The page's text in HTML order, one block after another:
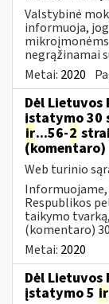
Valstybinė
informuoja,
negrąžinamai
Metai: 2020
Dėl Lietuvos
įstatymo 30
ir...56-2
(komentaro)
Web turinio
Respublikos
taikymo
(komentaro)
Metai: 2020
Dėl Lietuvos
įstatymo 5 ir